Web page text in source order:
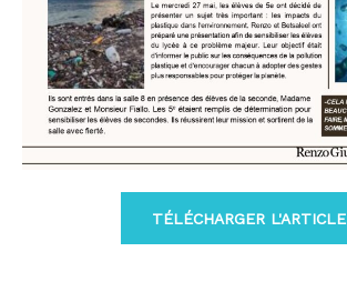
TÉLÉCHARGER L'ARTICLE